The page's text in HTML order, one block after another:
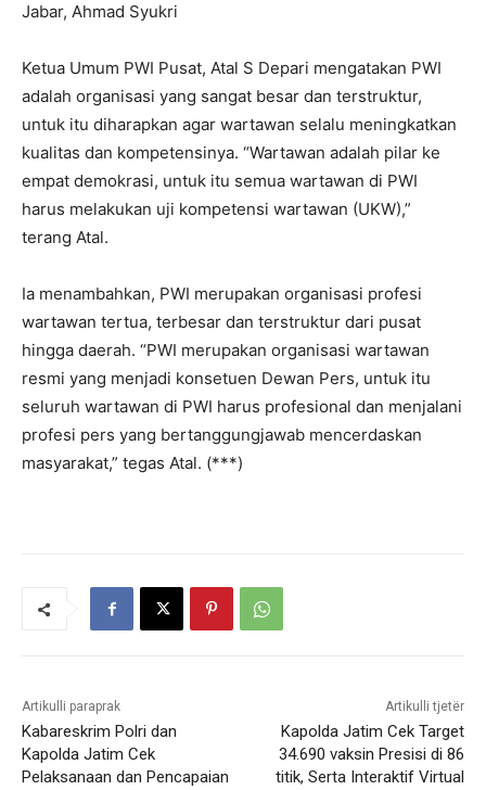
Jabar, Ahmad Syukri
Ketua Umum PWI Pusat, Atal S Depari mengatakan PWI
adalah organisasi yang sangat besar dan terstruktur,
untuk itu diharapkan agar wartawan selalu meningkatkan
kualitas dan kompetensinya. “Wartawan adalah pilar ke
empat demokrasi, untuk itu semua wartawan di PWI
harus melakukan uji kompetensi wartawan (UKW),”
terang Atal.
Ia menambahkan, PWI merupakan organisasi profesi
wartawan tertua, terbesar dan terstruktur dari pusat
hingga daerah. “PWI merupakan organisasi wartawan
resmi yang menjadi konsetuen Dewan Pers, untuk itu
seluruh wartawan di PWI harus profesional dan menjalani
profesi pers yang bertanggungjawab mencerdaskan
masyarakat,” tegas Atal. (***)
Artikulli paraprak
Kabareskrim Polri dan
Kapolda Jatim Cek
Pelaksanaan dan Pencapaian
Artikulli tjetër
Kapolda Jatim Cek Target
34.690 vaksin Presisi di 86
titik, Serta Interaktif Virtual